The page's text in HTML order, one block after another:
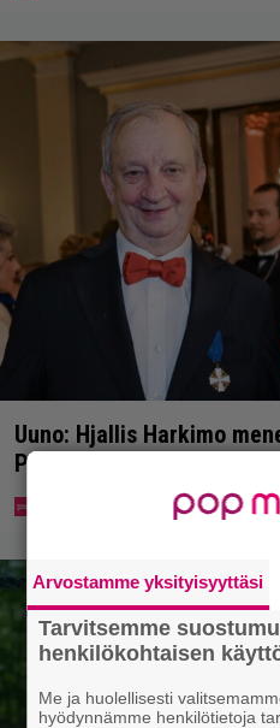
Uuno: Hjallis Harkimo
Pajarin kanssa
Arvostamme yksityisyyttäsi
Tarvitsemme
henkilökohtaisen
Me ja huolellisesti
hyödynnämme henkilötietoja